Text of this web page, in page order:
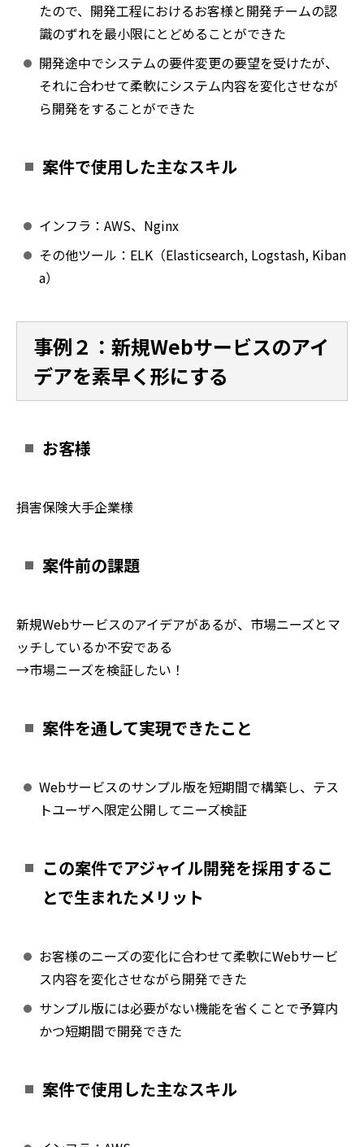
たので、開発工程におけるお客様と開発チームの認
識のずれを最小限にとどめることができた
開発途中でシステムの要件変更の要望を受けたが、
それに合わせて柔軟にシステム内容を変化させなが
ら開発をすることができた
案件で使用した主なスキル
インフラ：AWS、Nginx
その他ツール：ELK（Elasticsearch, Logstash, Kiban
a）
事例２：新規Webサービスのアイ
デアを素早く形にする
お客様
損害保険大手企業様
案件前の課題
新規Webサービスのアイデアがあるが、市場ニーズとマ
ッチしているか不安である
→市場ニーズを検証したい！
案件を通して実現できたこと
Webサービスのサンプル版を短期間で構築し、テス
トユーザへ限定公開してニーズ検証
この案件でアジャイル開発を採用するこ
とで生まれたメリット
お客様のニーズの変化に合わせて柔軟にWebサービ
ス内容を変化させながら開発できた
サンプル版には必要がない機能を省くことで予算内
かつ短期間で開発できた
案件で使用した主なスキル